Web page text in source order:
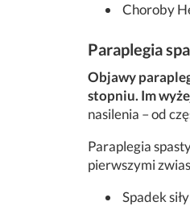
Choroby
Paraplegia
Objawy
stopniu. Im
nasilenia – od
Paraplegia
pierwszymi
Spadek